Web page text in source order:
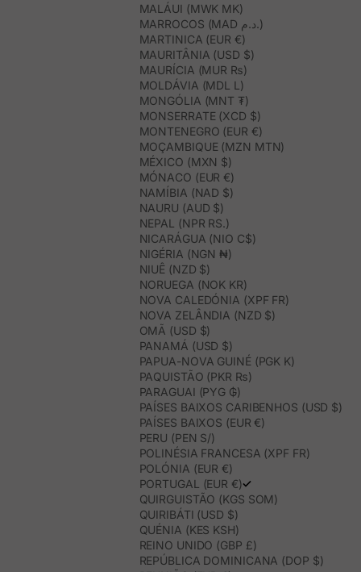
MALÁUI (MWK MK)
MARROCOS (MAD د.م.)
MARTINICA (EUR €)
MAURITÂNIA (USD $)
MAURÍCIA (MUR ₨)
MOLDÁVIA (MDL L)
MONGÓLIA (MNT ₮)
MONSERRATE (XCD $)
MONTENEGRO (EUR €)
MOÇAMBIQUE (MZN MTN)
MÉXICO (MXN $)
MÓNACO (EUR €)
NAMÍBIA (NAD $)
NAURU (AUD $)
NEPAL (NPR RS.)
NICARÁGUA (NIO C$)
NIGÉRIA (NGN ₦)
NIUÊ (NZD $)
NORUEGA (NOK KR)
NOVA CALEDÓNIA (XPF FR)
NOVA ZELÂNDIA (NZD $)
OMÃ (USD $)
PANAMÁ (USD $)
PAPUA-NOVA GUINÉ (PGK K)
PAQUISTÃO (PKR ₨)
PARAGUAI (PYG ₲)
PAÍSES BAIXOS CARIBENHOS (USD $)
PAÍSES BAIXOS (EUR €)
PERU (PEN S/)
POLINÉSIA FRANCESA (XPF FR)
POLÓNIA (EUR €)
PORTUGAL (EUR €)
QUIRGUISTÃO (KGS SOM)
QUIRIBÁTI (USD $)
QUÉNIA (KES KSH)
REINO UNIDO (GBP £)
REPÚBLICA DOMINICANA (DOP $)